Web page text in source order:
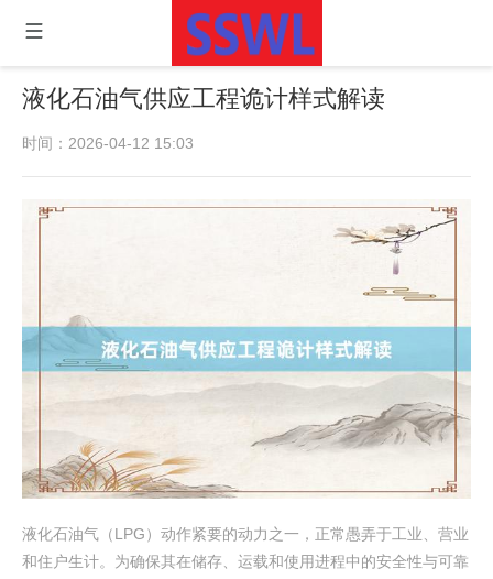
液化石油气供应工程诡计样式解读
时间：2026-04-12 15:03
液化石油气（LPG）动作紧要的动力之一，正常愚弄于工业、营业
和住户生计。为确保其在储存、运载和使用进程中的安全性与可靠